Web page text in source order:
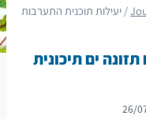
/ יעילות תוכנית התערבות
ים תיכונית
26/